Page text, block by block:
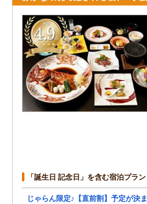
「誕生日 記念日」を含む宿泊プラン
じゃらん限定♪【直前割】予定が決